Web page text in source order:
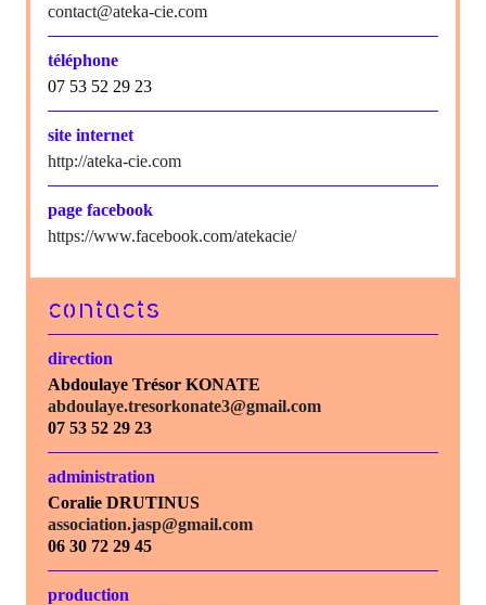
contact@ateka-cie.com
téléphone
07 53 52 29 23
site internet
http://ateka-cie.com
page facebook
https://www.facebook.com/atekacie/
contacts
direction
Abdoulaye Trésor KONATE
abdoulaye.tresorkonate3@gmail.com
07 53 52 29 23
administration
Coralie DRUTINUS
association.jasp@gmail.com
06 30 72 29 45
production